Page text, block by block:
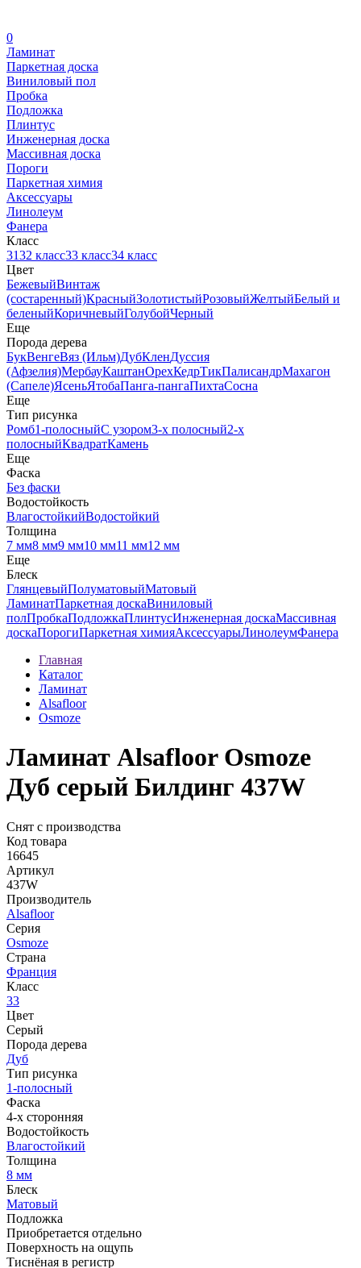
0
Ламинат
Паркетная доска
Виниловый пол
Пробка
Подложка
Плинтус
Инженерная доска
Массивная доска
Пороги
Паркетная химия
Аксессуары
Линолеум
Фанера
Класс
3132 класс33 класс34 класс
Цвет
БежевыйВинтаж
(состаренный)КрасныйЗолотистыйРозовыйЖелтыйБелый и
беленыйКоричневыйГолубойЧерный
Еще
Порода дерева
БукВенгеВяз (Ильм)ДубКленДуссия
(Афзелия)МербауКаштанОрехКедрТикПалисандрМахагон
(Сапеле)ЯсеньЯтобаПанга-пангаПихтаСосна
Еще
Тип рисунка
Ромб1-полосныйС узором3-х полосный2-х
полосныйКвадратКамень
Еще
Фаска
Без фаски
Водостойкость
ВлагостойкийВодостойкий
Толщина
7 мм8 мм9 мм10 мм11 мм12 мм
Еще
Блеск
ГлянцевыйПолуматовыйМатовый
ЛаминатПаркетная доскаВиниловый
полПробкаПодложкаПлинтусИнженерная доскаМассивная
доскаПорогиПаркетная химияАксессуарыЛинолеумФанера
Главная
Каталог
Ламинат
Alsafloor
Osmoze
Ламинат Alsafloor Osmoze
Дуб серый Билдинг 437W
Снят с производства
Код товара
16645
Артикул
437W
Производитель
Alsafloor
Серия
Osmoze
Страна
Франция
Класс
33
Цвет
Серый
Порода дерева
Дуб
Тип рисунка
1-полосный
Фаска
4-х сторонняя
Водостойкость
Влагостойкий
Толщина
8 мм
Блеск
Матовый
Подложка
Приобретается отдельно
Поверхность на ощупь
Тиснёная в регистр